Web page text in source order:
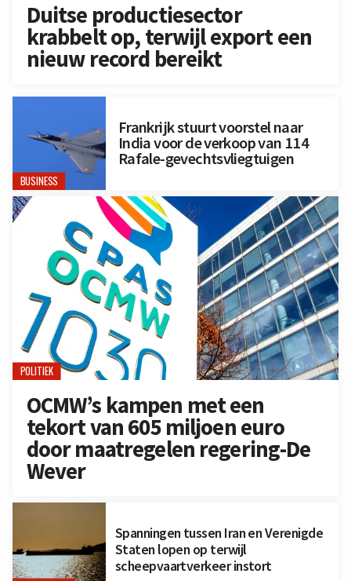
Duitse productiesector
krabbelt op, terwijl export een
nieuw record bereikt
BUSINESS
Frankrijk stuurt voorstel naar
India voor de verkoop van 114
Rafale-gevechtsvliegtuigen
POLITIEK
OCMW’s kampen met een
tekort van 605 miljoen euro
door maatregelen regering-De
Wever
Spanningen tussen Iran en Verenigde
Staten lopen op terwijl
scheepvaartverkeer instort